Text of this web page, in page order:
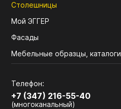
Столешницы
Мой ЭГГЕР
Фасады
Мебельные образцы, каталоги
Телефон:
+7 (347) 216-55-40
(многоканальный)